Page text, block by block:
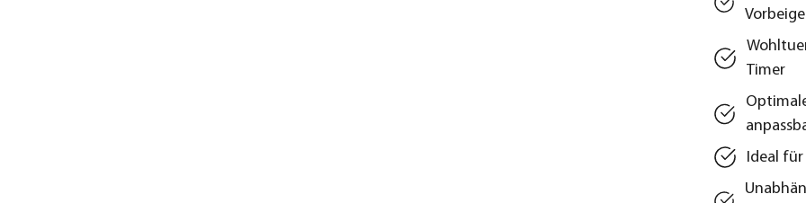
Timer
Ideal